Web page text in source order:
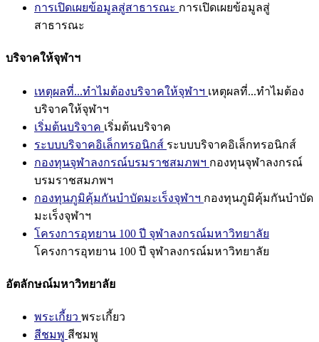
การเปิดเผยข้อมูลสู่สาธารณะ การเปิดเผยข้อมูลสู่
สาธารณะ
บริจาคให้จุฬาฯ
เหตุผลที่...ทำไมต้องบริจาคให้จุฬาฯ เหตุผลที่...ทำไมต้อง
บริจาคให้จุฬาฯ
เริ่มต้นบริจาค เริ่มต้นบริจาค
ระบบบริจาคอิเล็กทรอนิกส์ ระบบบริจาคอิเล็กทรอนิกส์
กองทุนจุฬาลงกรณ์บรมราชสมภพฯ กองทุนจุฬาลงกรณ์
บรมราชสมภพฯ
กองทุนภูมิคุ้มกันบำบัดมะเร็งจุฬาฯ กองทุนภูมิคุ้มกันบำบัด
มะเร็งจุฬาฯ
โครงการอุทยาน 100 ปี จุฬาลงกรณ์มหาวิทยาลัย
โครงการอุทยาน 100 ปี จุฬาลงกรณ์มหาวิทยาลัย
อัตลักษณ์มหาวิทยาลัย
พระเกี้ยว พระเกี้ยว
สีชมพู สีชมพู